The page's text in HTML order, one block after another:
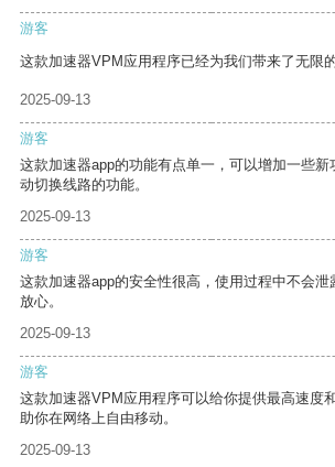
游客
这款加速器VPM应用程序已经为我们带来了无限
2025-09-13
游客
这款加速器app的功能有点单一，可以增加一些新
动切换线路的功能。
2025-09-13
游客
这款加速器app的安全性很高，使用过程中不会泄
放心。
2025-09-13
游客
这款加速器VPM应用程序可以给你提供最高速度
助你在网络上自由移动。
2025-09-13